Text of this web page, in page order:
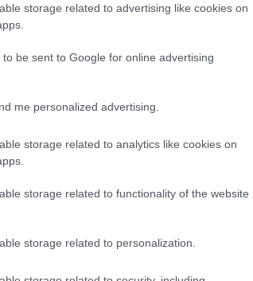
storage related to advertising like cookies on
be sent to Google for online advertising
me personalized advertising.
storage related to analytics like cookies on
storage related to functionality of the website
storage related to personalization.
meg a Netflixet,